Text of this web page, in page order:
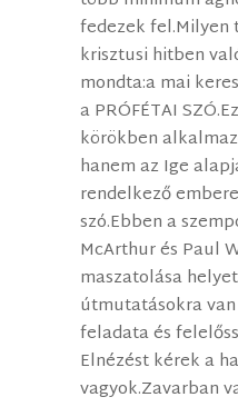
fedezek fel.Milyen
krisztusi hitben
mondta:a mai
a PRÓFÉTAI
körökben
hanem az Ige
rendelkező
szó.Ebben a
McArthur és Paul
maszatolása
útmutatásokra
feladata és
Elnézést kérek a
vagyok.Zavarban